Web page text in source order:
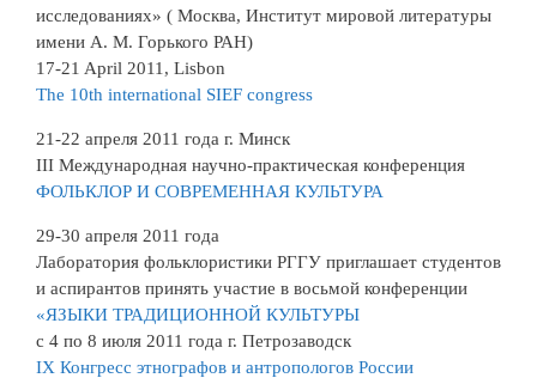
исследованиях» ( Москва, Институт мировой литературы
имени А. М. Горького РАН)
17-21 April 2011, Lisbon
The 10th international SIEF congress
21-22 апреля 2011 года г. Минск
III Международная научно-практическая конференция
ФОЛЬКЛОР И СОВРЕМЕННАЯ КУЛЬТУРА
29-30 апреля 2011 года
Лаборатория фольклористики РГГУ приглашает студентов
и аспирантов принять участие в восьмой конференции
«ЯЗЫКИ ТРАДИЦИОННОЙ КУЛЬТУРЫ
с 4 по 8 июля 2011 года г. Петрозаводск
IX Конгресс этнографов и антропологов России